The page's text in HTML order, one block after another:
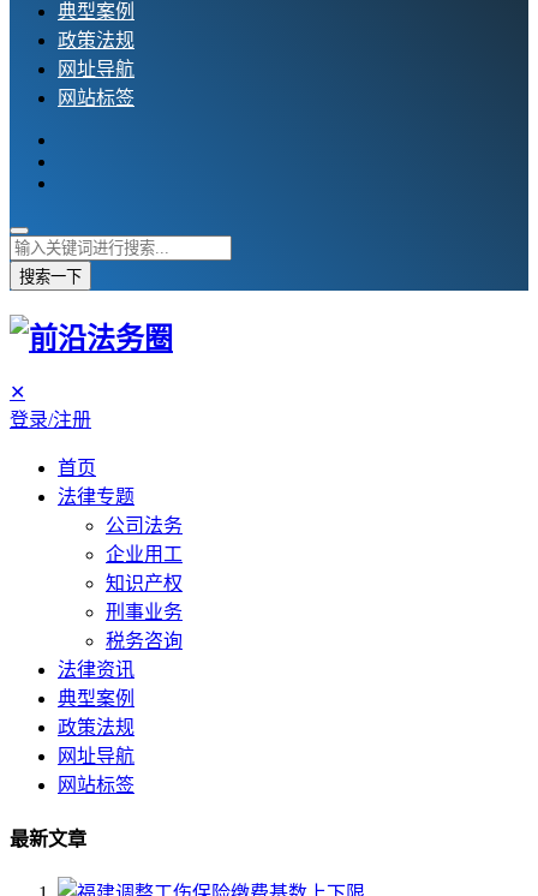
典型案例
政策法规
网址导航
网站标签
搜索一下
✕
登录/注册
首页
法律专题
公司法务
企业用工
知识产权
刑事业务
税务咨询
法律资讯
典型案例
政策法规
网址导航
网站标签
最新文章